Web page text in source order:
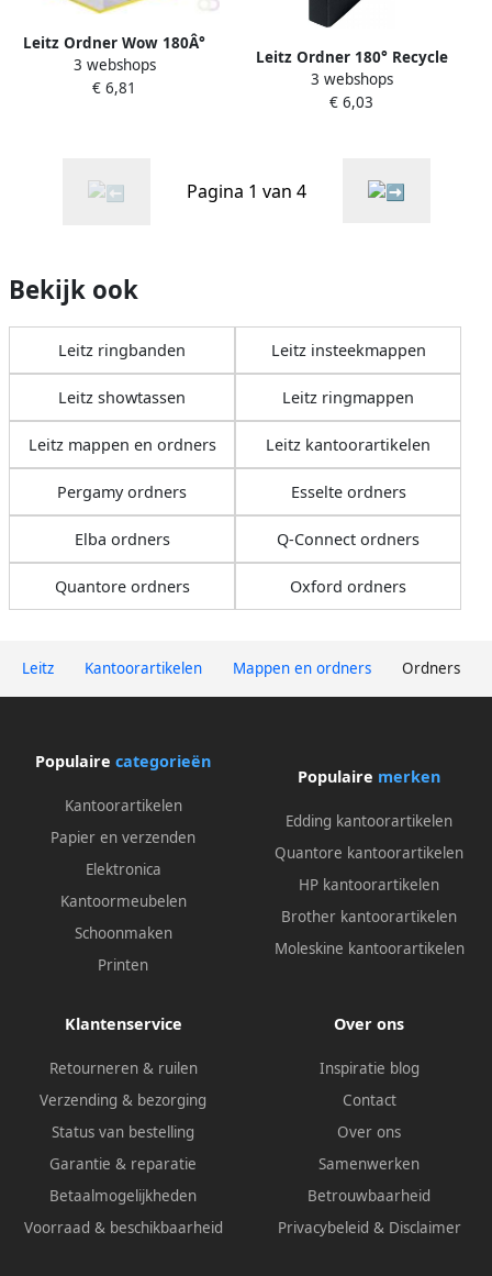
Leitz Kantoorartikelen Mappen en ordners Ordners
Leitz Ordner Wow 180Â°
gelamineerd 80mm A4 geel
3 webshops
€ 6,81
Leitz Ordner 180° Recycle
A4 50mm karton zwart
3 webshops
€ 6,03
Pagina 1 van 4
Bekijk ook
Leitz ringbanden Leitz insteekmappen
Leitz showtassen Leitz ringmappen
Leitz mappen en ordners Leitz kantoorartikelen
Pergamy ordners Esselte ordners
Elba ordners Q-Connect ordners
Quantore ordners Oxford ordners
Populaire categorieën
Kantoorartikelen
Papier en verzenden
Elektronica
Kantoormeubelen
Schoonmaken
Printen
Populaire merken
Edding kantoorartikelen
Quantore kantoorartikelen
HP kantoorartikelen
Brother kantoorartikelen
Moleskine kantoorartikelen
Klantenservice
Retourneren & ruilen
Verzending & bezorging
Status van bestelling
Garantie & reparatie
Betaalmogelijkheden
Voorraad & beschikbaarheid
Over ons
Inspiratie blog
Contact
Over ons
Samenwerken
Betrouwbaarheid
Privacybeleid & Disclaimer